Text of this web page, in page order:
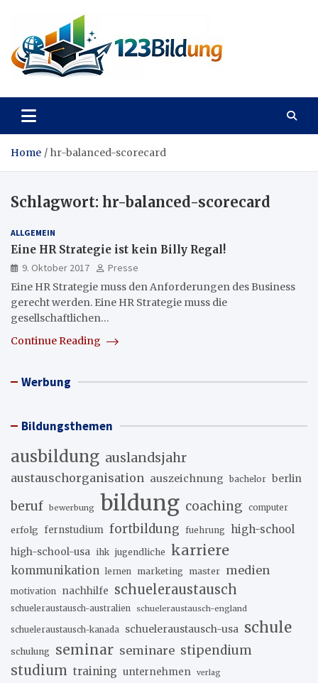
content
123Bildung
Home hr-balanced-scorecard
Schlagwort: hr-balanced-scorecard
ALLGEMEIN
Eine HR Strategie ist kein Billy Regal!
9. Oktober 2017
Presse
Eine HR Strategie muss den Anforderungen des Business
gerecht werden. Eine HR Strategie muss die
gesellschaftlichen…
Continue Reading
Werbung
Bildungsthemen
ausbildung auslandsjahr
austauschorganisation auszeichnung bachelor berlin
beruf bewerbung bildung coaching computer
erfolg fernstudium fortbildung fuehrung high-school
high-school-usa ihk jugendliche karriere
kommunikation lernen marketing master medien
motivation nachhilfe schueleraustausch
schueleraustausch-australien schueleraustausch-england
schueleraustausch-kanada schueleraustausch-usa schule
schulung seminar seminare stipendium
studium training unternehmen verlag